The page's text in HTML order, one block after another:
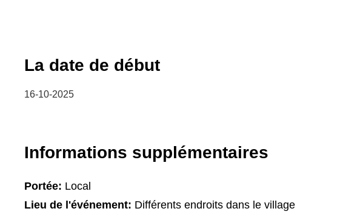
La date de début
16-10-2025
Informations supplémentaires
Portée: Local
Lieu de l'événement: Différents endroits dans le village